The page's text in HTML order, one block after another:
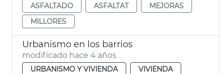
ASFALTADO
ASFALTAT
MEJORAS
MILLORES
Urbanismo en los barrios
modificado hace 4 años
URBANISMO Y VIVIENDA
VIVIENDA